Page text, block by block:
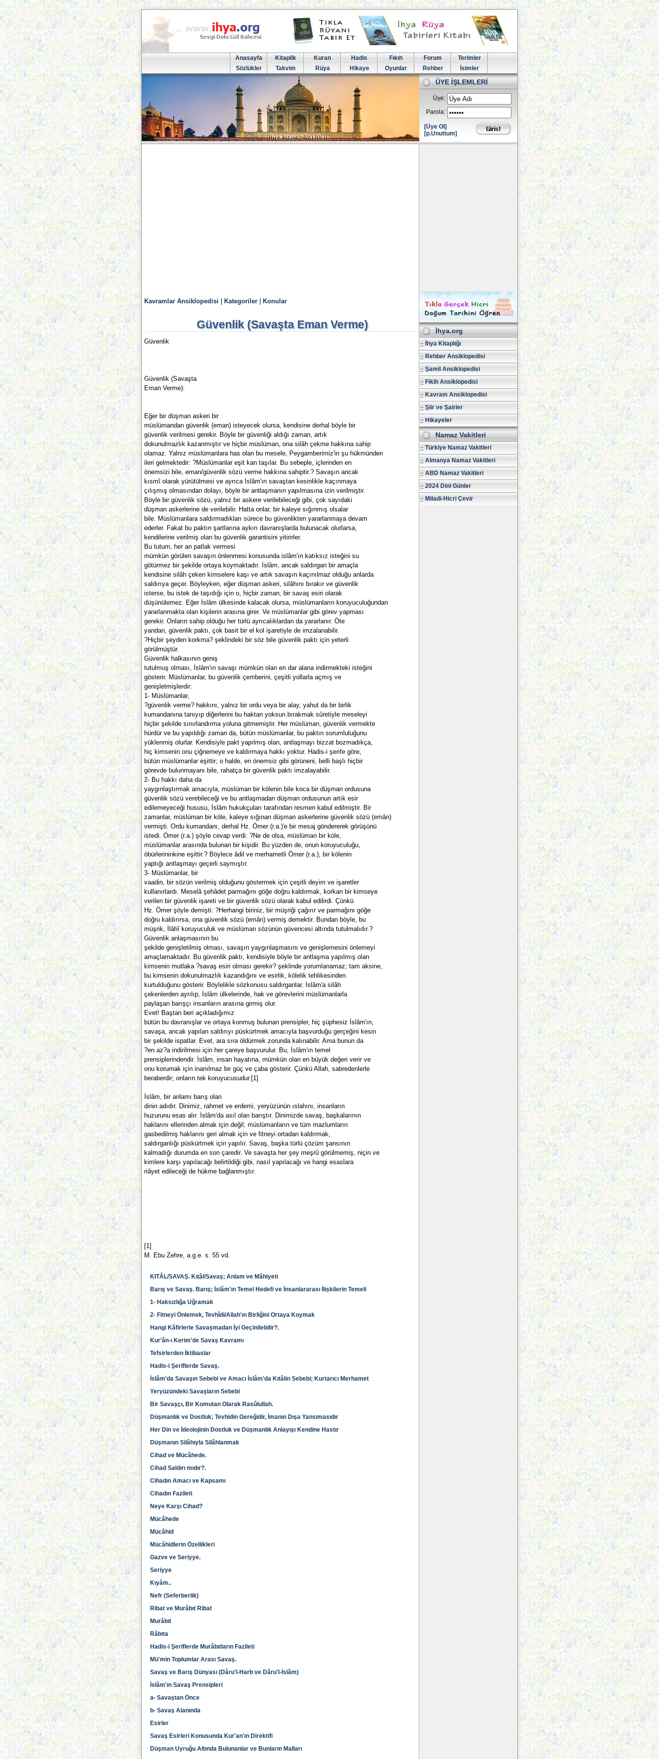
Anasayfa Kitaplik Kuran Hadis Fıkıh Forum
Terimler
Sözlükler
Takvim Rüya Hikaye Oyunlar Rehber İsimler
ÜYE İŞLEMLERİ
Üye:
Parola:
[Üye Ol]
[p.Unuttum]
Kavramlar Ansiklopedisi Kategoriler Konular
Güvenlik (Savaşta Eman Verme)
Güvenlik
Güvenlik (Savaşta
Eman Verme):
Eğer bir düşman askeri bir
müslümandan güvenlik (eman) isteyecek olursa, kendisine derhal böyle bir
güvenlik verilmesi gerekir. Böyle bir güvenliği aldığı zaman, artık
dokunulmazlık kazanmıştır ve hiçbir müslüman, ona silâh çekme hakkına sahip
olamaz. Yalnız müslümanlara has olan bu mesele, Peygamberimiz'in şu hükmünden
ileri gelmektedir: ?Müslümanlar eşit kan taşılar. Bu sebeple, içlerinden en
önemsizi bile, eman/güvenlik sözü verme hakkına sahiptir.? Savaşın ancak
kısmî olarak yürütülmesi ve ayrıca İslâm'ın savaştan kesinlikle kaçınmaya
çılışmış olmasından dolayı, böyle bir antlaşmanın yapılmasına izin verilmiştir.
Böyle bir güvenlik sözü, yalnız bir askere verilebileceği gibi, çok sayıdaki
düşman askerlerine de verilebilir. Hatta onlar, bir kaleye sığınmış olsalar
bile. Müslümanlara saldırmadıkları sürece bu güvenlikten yararlanmaya devam
ederler. Fakat bu paktın şartlarına aykırı davranışlarda bulunacak olurlarsa,
kendilerine verilmiş olan bu güvenlik garantisini yitirirler.
Bu tutum, her an patlak vermesi
mümkün görülen savaşın önlenmesi konusunda islâm'ın katıksız isteğini su
götürmez bir şekilde ortaya koymaktadır. İslâm, ancak saldırgan bir amaçla
kendisine silâh çeken kimselere kaşı ve artık savaşın kaçınılmaz olduğu anlarda
saldırıya geçer. Böyleyken, eğer düşman askeri, silâhını bırakır ve güvenlik
isterse, bu istek de taşıdığı için o, hiçbir zaman, bir savaş esiri olarak
düşünülemez. Eğer İslâm ülkesinde kalacak olursa, müslümanların koruyuculuğundan
yararlanmakta olan kişilerin arasına girer. Ve müslümanlar gibi görev yapması
gerekir. Onların sahip olduğu her türlü ayrıcalıklardan da yararlanır. Öte
yandan, güvenlik paktı, çok basit bir el kol işaretiyle de imzalanabilir.
?Hiçbir şeyden korkma? şeklindeki bir söz bile güvenlik paktı için yeterli
görülmüştür.
Güvenlik halkasının geniş
tutulmuş olması, İslâm'ın savaşı mümkün olan en dar alana indirmekteki isteğini
gösterir. Müslümanlar, bu güvenlik çemberini, çeşitli yollarla açmış ve
genişletmişlerdir:
1- Müslümanlar,
?güvenlik verme? hakkını, yalnız bir ordu veya bir alay, yahut da bir birlik
kumandanına tanıyıp diğerlerini bu haktan yoksun bırakmak sûretiyle meseleyi
hiçbir şekilde sınırlandırma yoluna gitmemiştir. Her müslüman, güvenlik vermekte
hürdür ve bu yapıldığı zaman da, bütün müslümanlar, bu paktın sorumluluğunu
yüklenmiş olurlar. Kendisiyle pakt yapılmış olan, antlaşmayı bizzat bozmadıkça,
hiç kimsenin onu çiğnemeye ve kaldırmaya hakkı yoktur. Hadis-i şerife göre,
bütün müslümanlar eşittir; o halde, en önemsiz gibi görüneni, belli başlı hiçbir
görevde bulunmayanı bile, rahatça bir güvenlik paktı imzalayabilir.
2- Bu hakkı daha da
yaygınlaştırmak amacıyla, müslüman bir kölenin bile koca bir düşman ordusuna
güvenlik sözü verebileceği ve bu antlaşmadan düşman ordusunun artık esir
edilemeyeceği hususu, İslâm hukukçuları tarafından resmen kabul edilmiştir. Bir
zamanlar, müslüman bir köle, kaleye sığınan düşman askerlerine güvenlik sözü (emân)
vermişti. Ordu kumandanı, derhal Hz. Ömer (r.a.)'e bir mesaj göndererek görüşünü
istedi. Ömer (r.a.) şöyle cevap verdi: ?Ne de olsa, müslüman bir köle,
müslümanlar arasında bulunan bir kişidir. Bu yüzden de, onun koruyuculuğu,
öbürlerininkine eşittir.? Böylece âdil ve merhametli Ömer (r.a.), bir kölenin
yaptığı antlaşmayı geçerli saymıştır.
3- Müslümanlar, bir
vaadin, bir sözün verilmiş olduğunu göstermek için çeşitli deyim ve işaretler
kullanırlardı. Meselâ şehâdet parmağını göğe doğru kaldırmak, korkan bir kimseye
verilen bir güvenlik işareti ve bir güvenlik sözü olarak kabul edilirdi. Çünkü
Hz. Ömer şöyle demişti: ?Herhangi biriniz, bir müşriği çağırır ve parmağını göğe
doğru kaldırırsa, ona güvenlik sözü (emân) vermiş demektir. Bundan böyle, bu
müşrik, İlâhî koruyuculuk ve müslüman sözünün güvencesi altında tutulmalıdır.?
Güvenlik anlaşmasının bu
şekilde genişletilmiş olması, savaşın yaygınlaşmasını ve genişlemesini önlemeyi
amaçlamaktadır. Bu güvenlik paktı, kendisiyle böyle bir antlaşma yapılmış olan
kimsenin mutlaka ?savaş esiri olması gerekir? şeklinde yorumlanamaz; tam aksine,
bu kimsenin dokunulmazlık kazandığını ve esirlik, kölelik tehlikesinden
kurtulduğunu gösterir. Böylelikle sözkonusu saldırganlar, İslâm'a silâh
çekenlerden ayrılıp, İslâm ülkelerinde, hak ve görevlerini müslümanlarla
paylaşan barışçı insanların arasına girmiş olur.
Evet! Baştan beri açıkladığımız
bütün bu davranışlar ve ortaya konmuş bulunan prensipler, hiç şüphesiz İslâm'ın,
savaşa, ancak yapılan saldırıyı püskürtmek amacıyla başvurduğu gerçeğini kesin
bir şekilde ispatlar. Evet, ara sıra öldürmek zorunda kalınabilir. Ama bunun da
?en az?a indirilmesi için her çareye başvurulur. Bu, İslâm'ın temel
prensiplerindendir. İslâm, insan hayatına, mümkün olan en büyük değeri verir ve
onu korumak için inanılmaz bir güç ve çaba gösterir. Çünkü Allah, sabredenlerle
beraberdir; onların tek koruyucusudur.[1]
İslâm, bir anlamı barış olan
dinin adıdır. Dinimiz, rahmet ve erdemi, yeryüzünün ıslahını, insanların
huzurunu esas alır. İslâm'da asıl olan barıştır. Dinimizde savaş, başkalarının
haklarını ellerinden almak için değil; müslümanların ve tüm mazlumların
gasbedilmiş haklarını geri almak için ve fitneyi ortadan kaldırmak,
saldırganlığı püskürtmek için yapılır. Savaş, başka türlü çözüm şansının
kalmadığı durumda en son çaredir. Ve savaşta her şey meşrû görülmemiş, niçin ve
kimlere karşı yapılacağı belirtildiği gibi, nasıl yapılacağı ve hangi esaslara
riâyet edileceği de hükme bağlanmıştır.
[1]
M. Ebu Zehre, a.g.e. s. 55 vd.
KITÂL/SAVAŞ. Kıtâl/Savaş; Anlam ve Mâhiyeti
Barış ve Savaş. Barış; İslâm'ın Temel Hedefi ve İnsanlararası İlişkilerin Temeli
1- Haksızlığa Uğramak
2- Fitneyi Önlemek, Tevhîdi/Allah'ın Birliğini Ortaya Koymak
Hangi Kâfirlerle Savaşmadan İyi Geçinilebilir?.
Kur'ân-ı Kerim'de Savaş Kavramı
Tefsirlerden İktibaslar
Hadis-i Şeriflerde Savaş.
İslâm'da Savaşın Sebebi ve Amacı İslâm'da Kıtâlin Sebebi; Kurtarıcı Merhamet
Yeryüzündeki Savaşların Sebebi
Bir Savaşçı, Bir Komutan Olarak Rasûlullah.
Düşmanlık ve Dostluk; Tevhidin Gereğidir, İmanın Dışa Yansımasıdır
Her Din ve İdeolojinin Dostluk ve Düşmanlık Anlayışı Kendine Hastır
Düşmanın Silâhıyla Silâhlanmak
Cihad ve Mücâhede.
Cihad Saldırı mıdır?.
Cihadın Amacı ve Kapsamı
Cihadın Fazileti
Neye Karşı Cihad?
Mücâhede
Mücâhid
Mücâhidlerin Özellikleri
Gazve ve Seriyye.
Seriyye
Kıyâm..
Nefr (Seferberlik)
Ribat ve Murâbıt Ribat
Murâbıt
Râbıta
Hadis-i Şeriflerde Murâbıtların Fazileti
Mü'min Toplumlar Arası Savaş.
Savaş ve Barış Dünyası (Dâru'l-Harb ve Dâru'l-İslâm)
İslâm'ın Savaş Prensipleri
a- Savaştan Önce
b- Savaş Alanında
Esirler
Savaş Esirleri Konusunda Kur'an'ın Direktifi
Düşman Uyruğu Altında Bulunanlar ve Bunların Malları
İhya.org
İhya Kitaplığı
Rehber Ansiklopedisi
Şamil Ansiklopedisi
Fikih Ansiklopedisi
Kavram Ansiklopedisi
Şiir ve Şairler
Hikayeler
Namaz Vakitleri
Türkiye Namaz Vakitleri
Almanya Namaz Vakitleri
ABD Namaz Vakitleri
2024 Dini Günler
Miladi-Hicri Çevir